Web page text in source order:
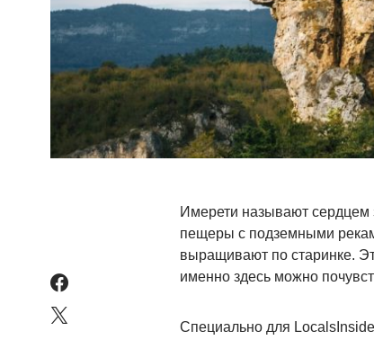
Имерети называют сердцем
пещеры с подземными
выращивают по старинке.
именно здесь можно
Специально для